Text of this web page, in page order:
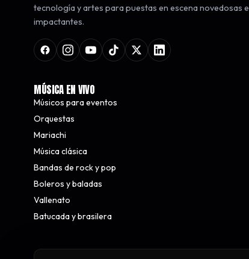
tecnología y artes para puestas en escena novedosas e
impactantes.
MÚSICA EN VIVO
Músicos para eventos
Orquestas
Mariachi
Música clásica
Bandas de rock y pop
Boleros y baladas
Vallenato
Batucada y brasilera